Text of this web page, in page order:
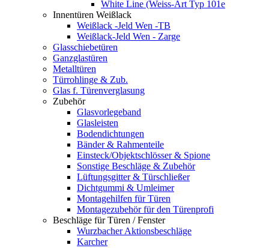
White Line (Weiss-Art Typ 101e
Innentüren Weißlack
Weißlack -Jeld Wen -TB
Weißlack-Jeld Wen - Zarge
Glasschiebetüren
Ganzglastüren
Metalltüren
Türrohlinge & Zub.
Glas f. Türenverglasung
Zubehör
Glasvorlegeband
Glasleisten
Bodendichtungen
Bänder & Rahmenteile
Einsteck/Objektschlösser & Spione
Sonstige Beschläge & Zubehör
Lüftungsgitter & Türschließer
Dichtgummi & Umleimer
Montagehilfen für Türen
Montagezubehör für den Türenprofi
Beschläge für Türen / Fenster
Wurzbacher Aktionsbeschläge
Karcher